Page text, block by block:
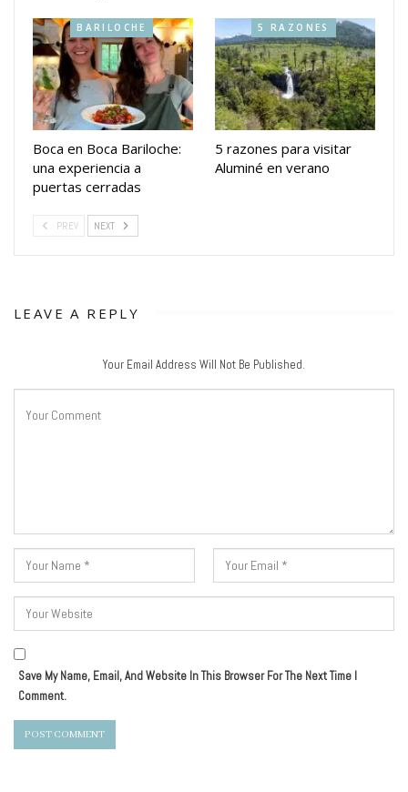
BARILOCHE
Boca en Boca Bariloche:
una experiencia a
puertas cerradas
5 RAZONES
5 razones para visitar
Aluminé en verano
PREV NEXT
LEAVE A REPLY
Your Email Address Will Not Be Published.
Save My Name, Email, And Website In This Browser For The Next Time I
Comment.